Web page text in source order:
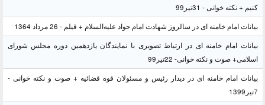
کنیم + نکته خوانی - 31تیر99
بیانات امام خامنه ای در سالروز شهادت امام جواد علیه‌السلام + فیلم - 26 مرداد 1364
بیانات امام خامنه ای در ارتباط تصویری با نمایندگان یازدهمین دوره مجلس شورای
اسلامی+ صوت و نکته خوانی- 22تیر99
بیانات امام خامنه ای در دیدار رئیس و مسئولان قوه قضائیه + صوت و نکته خوانی -
7تیر1399